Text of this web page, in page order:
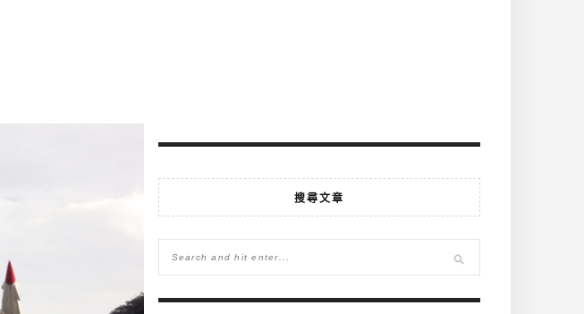
搜尋文章